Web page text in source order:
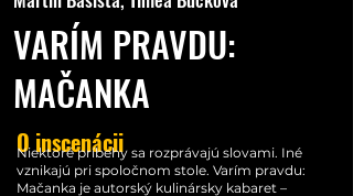
VARÍM PRAVDU:
MAČANKA
O inscenácii
Niektoré príbehy sa rozprávajú slovami. Iné
vznikajú pri spoločnom stole. Varím pravdu:
Mačanka je autorský kulinársky kabaret –